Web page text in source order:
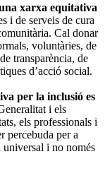
xarxa equitativa
i de serveis de cura
Cal donar
voluntàries, de
transparència, de
d’acció social.
per la inclusió es
i els
els professionals i
percebuda per a
i no només